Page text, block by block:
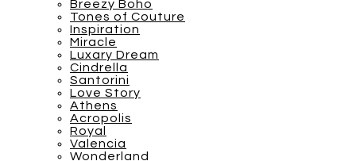
Breezy Boho
Tones of Couture
Inspiration
Miracle
Luxary Dream
Cindrella
Santorini
Love Story
Athens
Acropolis
Royal
Valencia
Wonderland